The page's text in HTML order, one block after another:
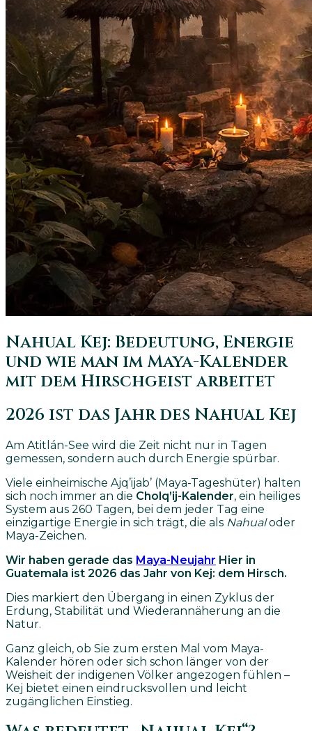
Nahual Kej: Bedeutung, Energie
und wie man im Maya-Kalender
mit dem Hirschgeist arbeitet
2026 ist das Jahr des Nahual Kej
Am Atitlán-See wird die Zeit nicht nur in Tagen
gemessen, sondern auch durch Energie spürbar.
Viele einheimische Ajq’ijab’ (Maya-Tageshüter) halten
sich noch immer an die Cholq’ij-Kalender, ein heiliges
System aus 260 Tagen, bei dem jeder Tag eine
einzigartige Energie in sich trägt, die als Nahualoder
Maya-Zeichen.
Wir haben gerade das Maya-Neujahr Hier in
Guatemala ist 2026 das Jahr von Kej: dem Hirsch.
Dies markiert den Übergang in einen Zyklus der
Erdung, Stabilität und Wiederannäherung an die
Natur.
Ganz gleich, ob Sie zum ersten Mal vom Maya-
Kalender hören oder sich schon länger von der
Weisheit der indigenen Völker angezogen fühlen –
Kej bietet einen eindrucksvollen und leicht
zugänglichen Einstieg.